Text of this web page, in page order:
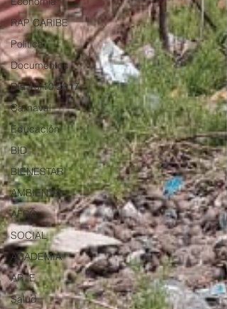
RAP CARIBE
Política
Documentos
Día 10/10 2017
Carnaval
Educación
BID
BIENESTAR
AMBIENTAL
AFRO
SOCIAL
ACADEMIA
ARTE
Salud